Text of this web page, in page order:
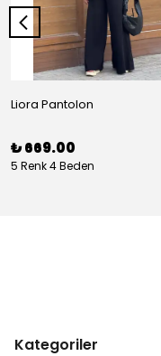
Liora Pantolon
₺ 669.00
5 Renk 4 Beden
Kategoriler